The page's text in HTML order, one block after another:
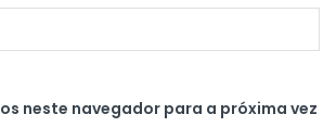
neste navegador para a próxima vez